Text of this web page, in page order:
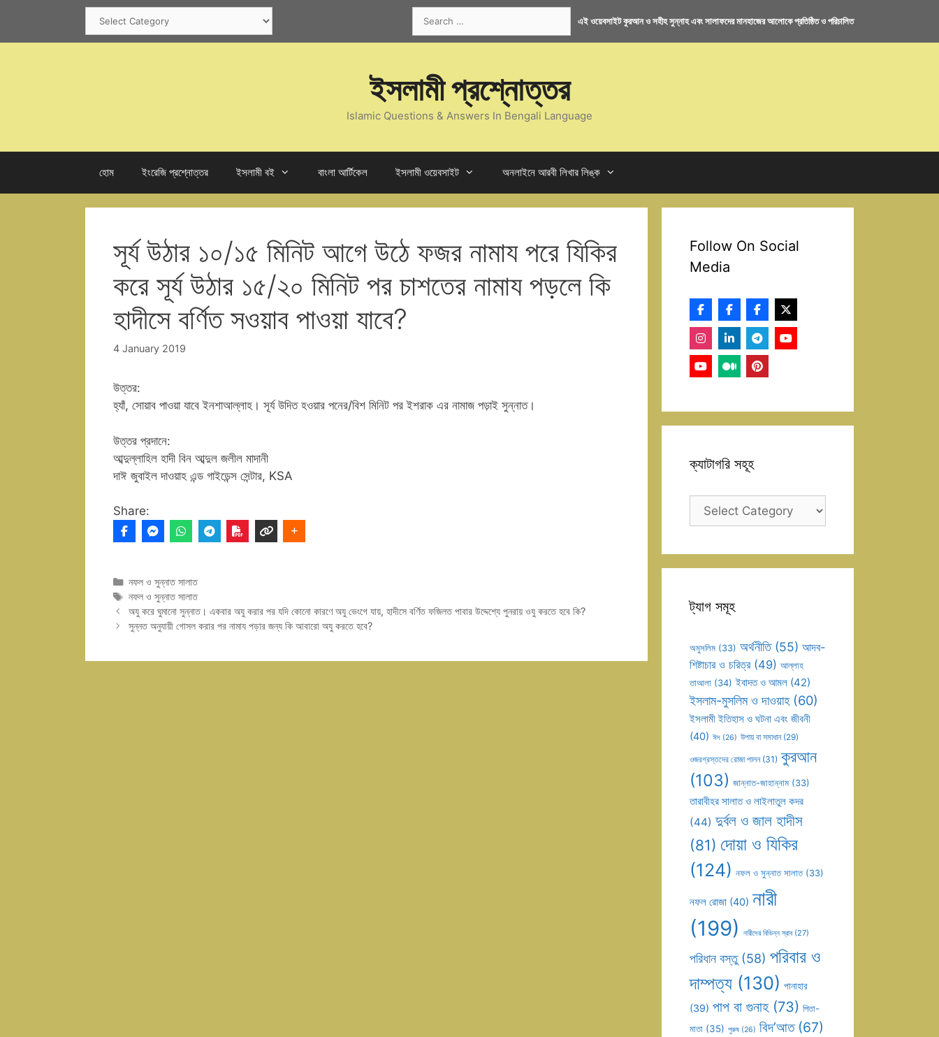
content
for:
এই ওয়েবসাইট কুরআন ও সহীহ সুন্নাহ এবং সালাফদের মানহাজের আলোকে প্রতিষ্ঠিত ও পরিচালিত
ইসলামী প্রশ্নোত্তর
Islamic Questions & Answers In Bengali Language
হোম ইংরেজি প্রশ্নোত্তর ইসলামী বই বাংলা আর্টিকেল ইসলামী ওয়েবসাইট অনলাইনে আরবী লিখার লিঙ্ক
সূর্য উঠার ১০/১৫ মিনিট আগে উঠে ফজর নামায পরে যিকির
করে সূর্য উঠার ১৫/২০ মিনিট পর চাশতের নামায পড়লে কি
হাদীসে বর্ণিত সওয়াব পাওয়া যাবে?
4 January 2019
উত্তর:
হ্যাঁ, সোয়াব পাওয়া যাবে ইনশাআল্লাহ। সূর্য উদিত হওয়ার পনের/বিশ মিনিট পর ইশরাক এর নামাজ পড়াই সুন্নাত।
উত্তর প্রদানে:
আব্দুল্লাহিল হাদী বিন আব্দুল জলীল মাদানী
দাঈ জুবাইল দাওয়াহ এন্ড গাইডেন্স সেন্টার, KSA
Share:
Categories
নফল ও সুন্নাত সালাত
Tags
নফল ও সুন্নাত সালাত
অযু করে ঘুমানো সুন্নাত। একবার অযু করার পর যদি কোনো কারণে অযু ভেংগে যায়, হাদীসে বর্ণিত ফজিলত পাবার উদ্দেশ্যে পুনরায় ওযু করতে হবে কি?
সুন্নত অনুযায়ী গোসল করার পর নামায পড়ার জন্য কি আবারো অযু করতে হবে?
Follow On Social
Media
ক্যাটাগরি সহূহ
ক্যাটাগরি
ট্যাগ সমূহ
অমুসলিম (33) অর্থনীতি(55) আদব-
শিষ্টাচার ও চরিত্র(49) আল্লাহ
তাআলা (34) ইবাদত ও আমল (42)
ইসলাম-মুসলিম ও দাওয়াহ(60)
ইসলামী ইতিহাস ও ঘটনা এবং জীবনী
(40) ঈদ (26) উপায় বা সমাধান(29)
ওজরগ্রস্তদের রোজা পালন(31) কুরআন
(103) জান্নাত-জাহান্নাম (33)
তারাবীহর সালাত ও লাইলাতুল কদর
(44) দুর্বল ও জাল হাদীস
(81) দোয়া ও যিকির
(124) নফল ও সুন্নাত সালাত(33)
নফল রোজা (40) নারী
(199) নারীদের বিভিন্ন স্রাব(27)
পরিধান বস্তু(58) পরিবার ও
দাম্পত্য (130) পানাহার
(39) পাপ বা গুনাহ(73) পিতা-
মাতা (35) পুরুষ (26) বিদ’আত(67)